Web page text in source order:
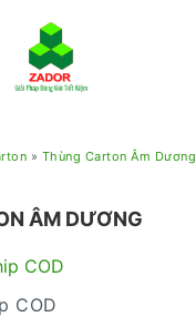
» Thùng Carton Âm Dương
ÂM DƯƠNG
COD